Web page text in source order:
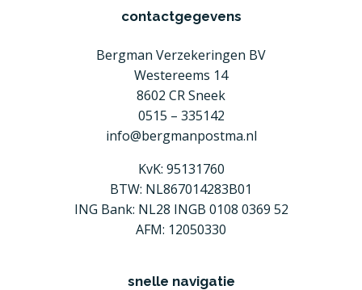
contactgegevens
Bergman Verzekeringen BV
Westereems 14
8602 CR Sneek
0515 – 335142
info@bergmanpostma.nl
KvK: 95131760
BTW: NL867014283B01
ING Bank: NL28 INGB 0108 0369 52
AFM: 12050330
snelle navigatie